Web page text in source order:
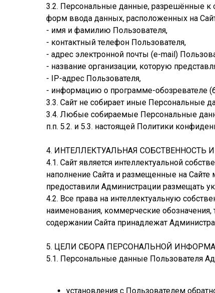
3.2. Персональные данные, разрешённые к
форм ввода данных, расположенных на
- имя и фамилию Пользователя,
- контактный телефон Пользователя,
- адрес электронной почты (e-mail)
- название организации, которую
- IP-адрес Пользователя,
- информацию о программе-обозревателе
3.3. Сайт не собирает иные Персональные
3.4. Любые собираемые Персональные
п.п. 5.2. и 5.3. настоящей Политики
4. ИНТЕЛЛЕКТУАЛЬНАЯ СОБСТВЕННОСТЬ
4.1. Сайт является интеллектуальной
наполнение Сайта и размещенные на Сайте
предоставили Администрации размещать
4.2. Все права на интеллектуальную
наименования, коммерческие
содержании Сайта принадлежат
5. ЦЕЛИ СБОРА ПЕРСОНАЛЬНОЙ
5.1. Персональные данные Пользователя
установления с Пользователем